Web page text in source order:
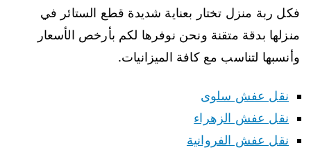
فكل ربة منزل تختار بعناية شديدة قطع الستائر في
منزلها بدقة متقنة ونحن نوفرها لكم بأرخص الأسعار
وأنسبها لتناسب مع كافة الميزانيات.
نقل عفش سلوى
نقل عفش الزهراء
نقل عفش الفروانية